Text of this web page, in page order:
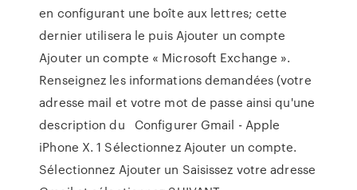
en configurant une boîte aux lettres; cette
dernier utilisera le puis Ajouter un compte
Ajouter un compte « Microsoft Exchange ».
Renseignez les informations demandées (votre
adresse mail et votre mot de passe ainsi qu'une
description du Configurer Gmail - Apple
iPhone X. 1 Sélectionnez Ajouter un compte.
Sélectionnez Ajouter un Saisissez votre adresse